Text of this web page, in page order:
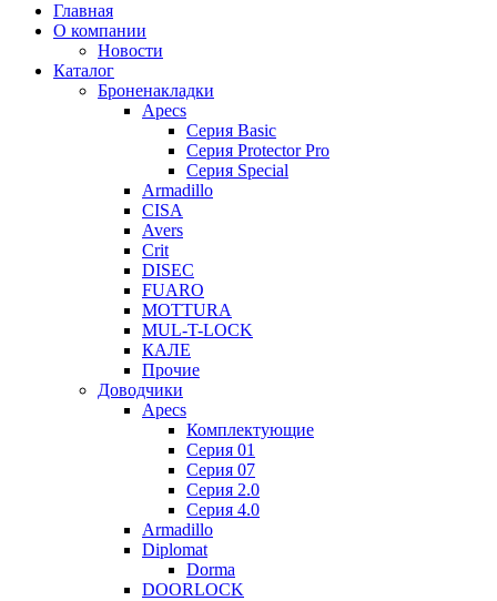
Главная
О компании
Новости
Каталог
Броненакладки
Apecs
Серия Basic
Серия Protector Pro
Серия Special
Armadillo
CISA
Avers
Crit
DISEC
FUARO
MOTTURA
MUL-T-LOCK
КАЛЕ
Прочие
Доводчики
Apecs
Комплектующие
Серия 01
Серия 07
Серия 2.0
Серия 4.0
Armadillo
Diplomat
Dorma
DOORLOCK